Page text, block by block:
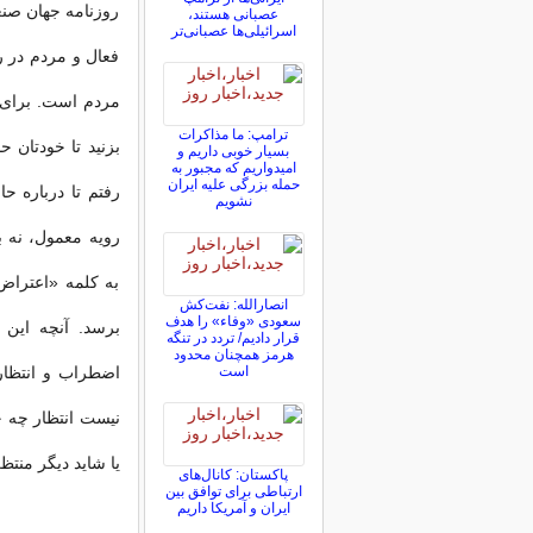
روزنامه جهان
فعال‌ و مردم
مردم است. برای
بزنید تا
رویه معمول،
به کلمه
برسد. آنچه
اضطراب و
نیست انتظار
یا شاید دیگر
عصبانی هستند،
اسرائیلی‌ها عصبانی‌تر
ترامپ: ما مذاکرات
بسیار خوبی داریم و
امیدواریم که مجبور به
حمله بزرگی علیه ایران
نشویم
انصارالله: نفت‌کش
سعودی «وفاء» را هدف
قرار دادیم/ تردد در تنگه
هرمز همچنان محدود
است
پاکستان: کانال‌های
ارتباطی برای توافق بین
ایران و آمریکا داریم